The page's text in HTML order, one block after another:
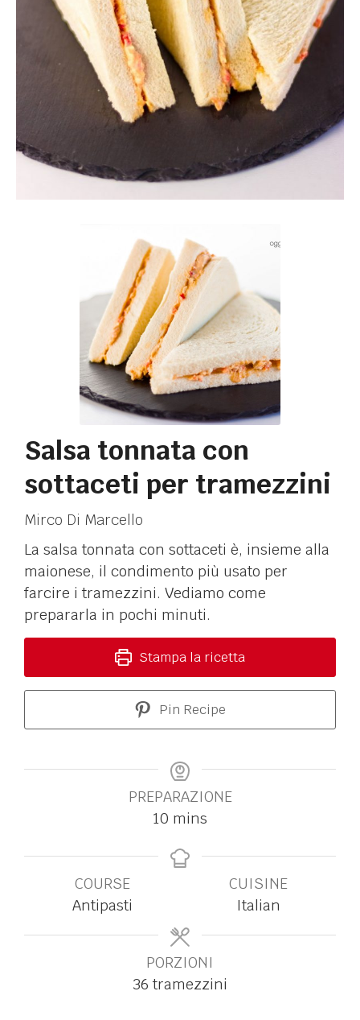
Salsa tonnata con
sottaceti per tramezzini
Mirco Di Marcello
La salsa tonnata con sottaceti è, insieme alla
maionese, il condimento più usato per
farcire i tramezzini. Vediamo come
prepararla in pochi minuti.
Stampa la ricetta
Pin Recipe
PREPARAZIONE
10 mins
COURSE
Antipasti
CUISINE
Italian
PORZIONI
36 tramezzini